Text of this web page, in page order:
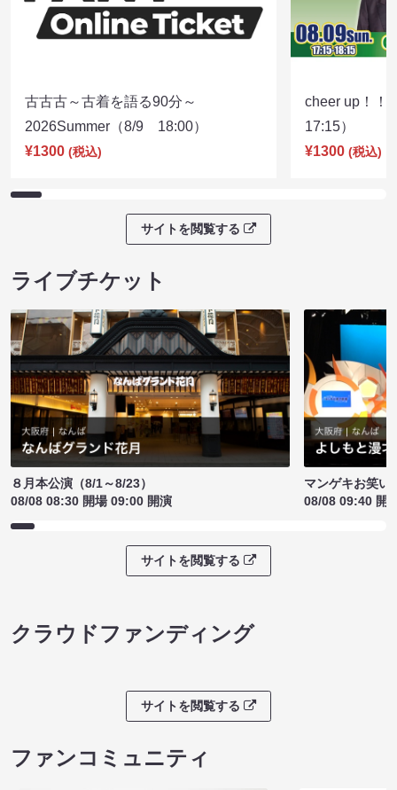
古古古～古着を語る90分～
2026Summer（8/9 18:00）
¥1300 (税込)
cheer up！
17:15）
¥1300 (税込)
サイトを閲覧する
ライブチケット
８月本公演（8/1～8/23）
08/08 08:30 開場 09:00 開演
マンゲキお笑い
08/08 09:40 開
サイトを閲覧する
クラウドファンディング
サイトを閲覧する
ファンコミュニティ